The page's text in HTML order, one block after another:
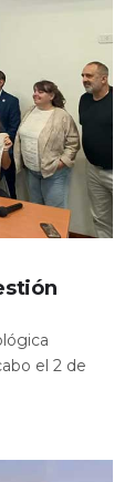
el 2 de